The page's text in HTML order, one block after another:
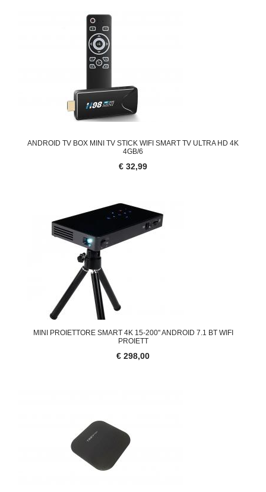
ANDROID TV BOX MINI TV STICK WIFI SMART TV ULTRA HD 4K
4GB/6
€ 32,99
MINI PROIETTORE SMART 4K 15-200" ANDROID 7.1 BT WIFI
PROIETT
€ 298,00